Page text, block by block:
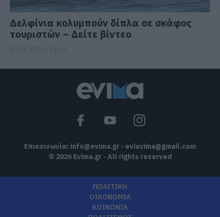
Δελφίνια κολυμπούν δίπλα σε σκάφος
τουριστών – Δείτε βίντεο
Επικοινωνία: info@evima.gr - eviavima@gmail.com
© 2026 Evima.gr - All rights reserved
ΠΟΛΙΤΙΚΗ
ΟΙΚΟΝΟΜΙΑ
ΚΟΙΝΩΝΙΑ